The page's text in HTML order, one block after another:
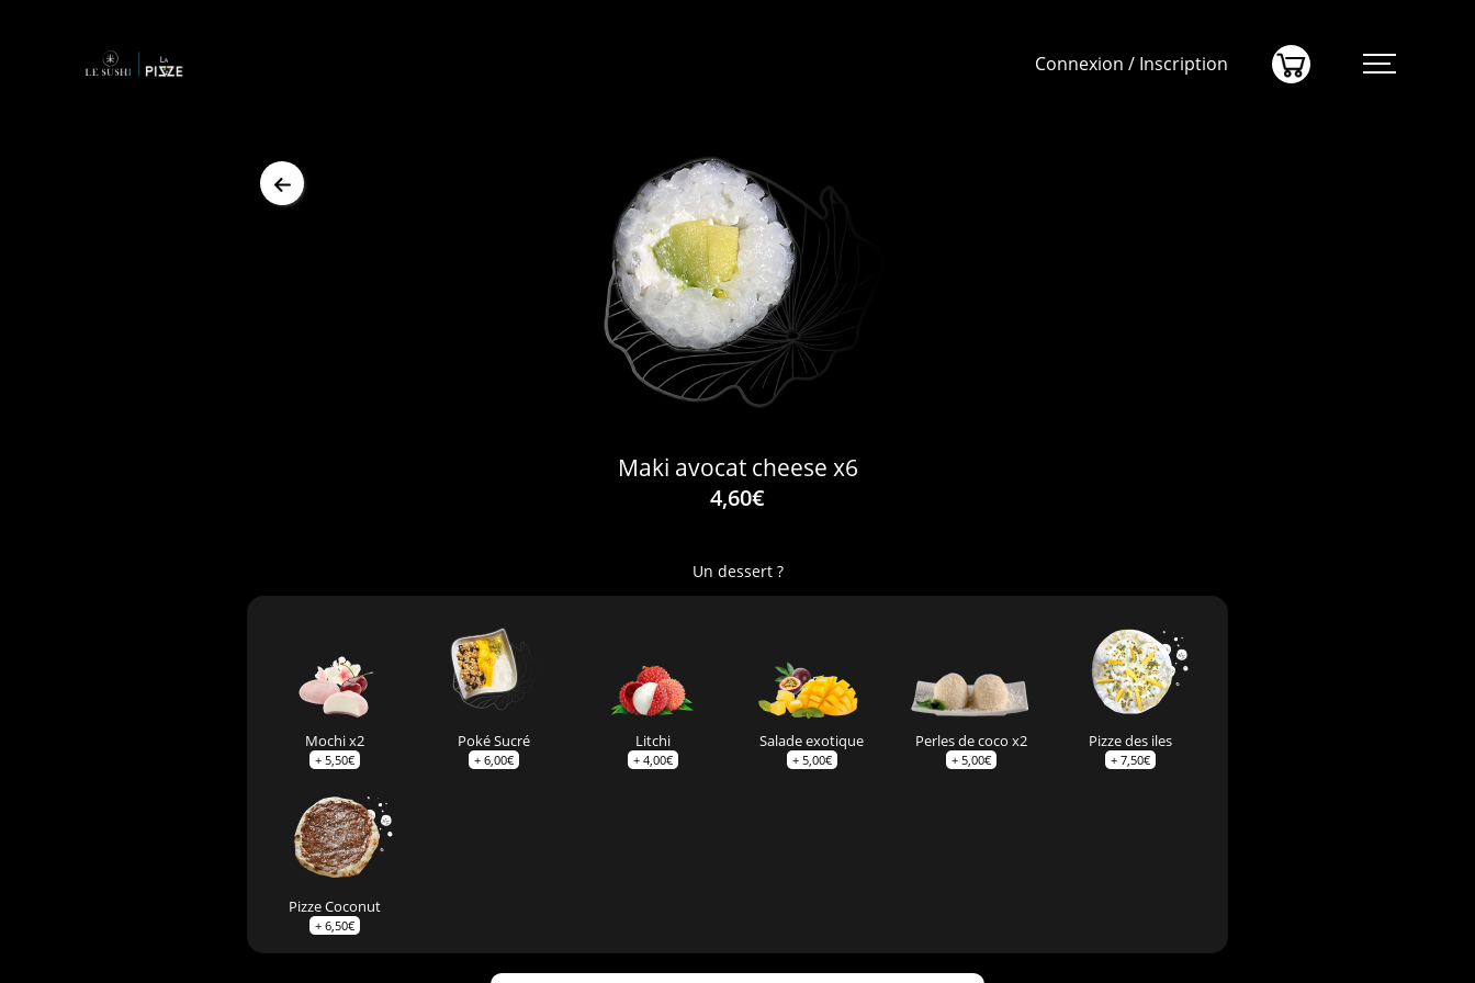
Connexion / Inscription
Maki avocat cheese x6
4,60€
Un dessert ?
Mochi x2
+ 5,50€
Poké Sucré
+ 6,00€
Litchi
+ 4,00€
Salade exotique
+ 5,00€
Perles de coco x2
+ 5,00€
Pizze des iles
+ 7,50€
Pizze Coconut
+ 6,50€